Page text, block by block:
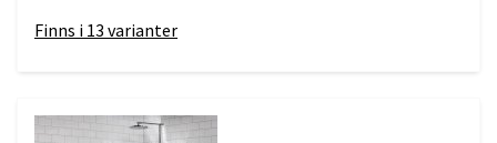
Finns i 13 varianter